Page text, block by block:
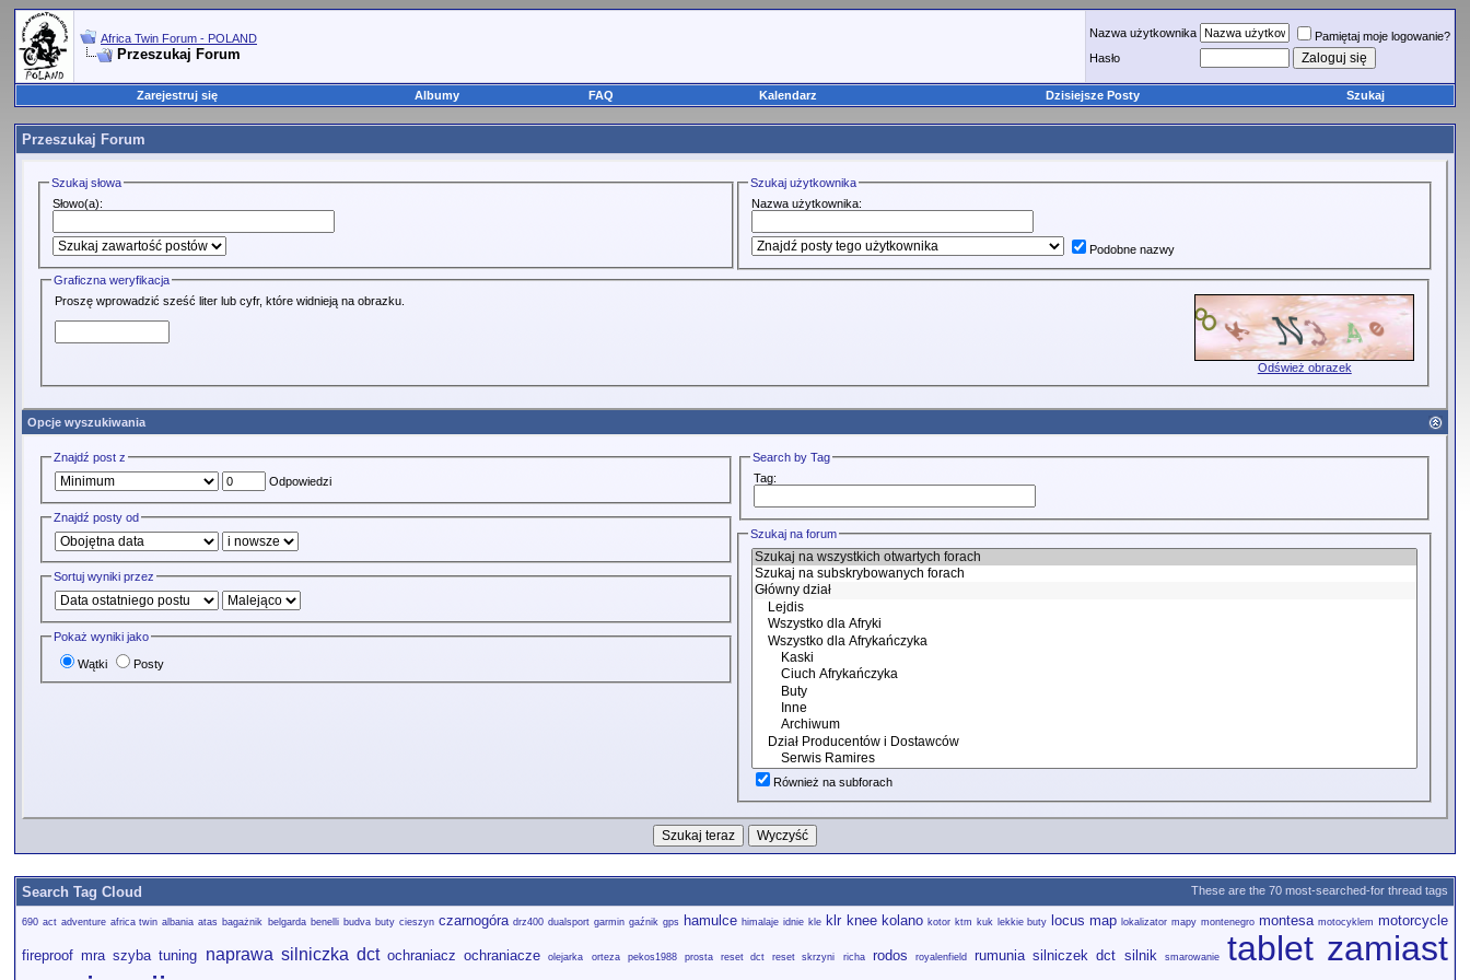
Africa Twin Forum - POLAND
Przeszukaj Forum
Nazwa użytkownika
Pamiętaj moje logowanie?
Hasło
Zarejestruj się Albumy FAQ Kalendarz Dzisiejsze Posty Szukaj
Przeszukaj Forum
Szukaj słowa
Słowo(a):
Szukaj użytkownika
Nazwa użytkownika:
Podobne nazwy
Graficzna weryfikacja
Proszę wprowadzić sześć liter lub cyfr, które widnieją na obrazku.
Odśwież obrazek
Opcje wyszukiwania
Znajdź post z
Odpowiedzi
Znajdź posty od
Sortuj wyniki przez
Pokaż wyniki jako
Wątki Posty
Search by Tag
Tag:
Szukaj na forum
Również na subforach
These are the 70 most-searched-for thread tags
Search Tag Cloud
690 act adventure africa twin albania atas bagażnik belgarda benelli budva buty cieszyn czarnogóra drz400 dualsport garmin gaźnik gps hamulce himalaje idnie kle klr knee kolano kotor ktm kuk lekkie buty locus map lokalizator mapy montenegro montesa motocyklem motorcycle
fireproof mra szyba tuning naprawa silniczka dct ochraniacz ochraniacze olejarka orteza pekos1988 prosta reset dct reset skrzyni richa rodos royalenfield rumunia silniczek dct silnik smarowanie
tablet zamiast